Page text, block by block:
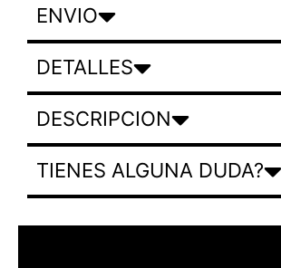
ENVIO
DETALLES
DESCRIPCION
TIENES ALGUNA DUDA?